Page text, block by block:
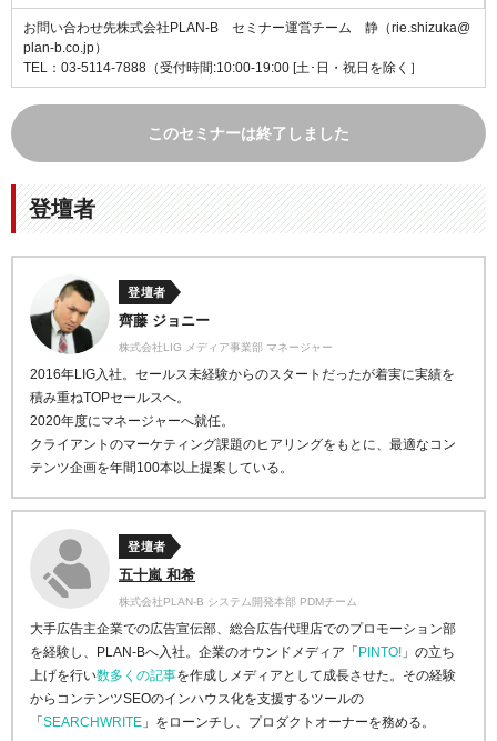
お問い合わせ先株式会社PLAN-B セミナー運営チーム 静（rie.shizuka@
plan-b.co.jp）
TEL：03-5114-7888（受付時間:10:00-19:00 [土･日・祝日を除く］
このセミナーは終了しました
登壇者
登壇者
齊藤 ジョニー
株式会社LIG メディア事業部 マネージャー
2016年LIG入社。セールス未経験からのスタートだったが着実に実績を
積み重ねTOPセールスへ。
2020年度にマネージャーへ就任。
クライアントのマーケティング課題のヒアリングをもとに、最適なコン
テンツ企画を年間100本以上提案している。
登壇者
五十嵐 和希
株式会社PLAN-B システム開発本部 PDMチーム
大手広告主企業での広告宣伝部、総合広告代理店でのプロモーション部
を経験し、PLAN-Bへ入社。企業のオウンドメディア「 PINTO! 」の立ち
上げを行い数多くの記事を作成しメディアとして成長させた。その経験
からコンテンツSEOのインハウス化を支援するツールの
「 SEARCHWRITE 」をローンチし、プロダクトオーナーを務める。